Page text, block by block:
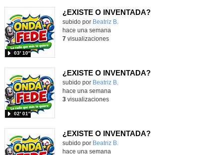
¿EXISTE O INVENTADA?
Contenido educativo.
subido por Beatriz B.
03′ 10″
hace una semana
7visualizaciones
¿EXISTE O INVENTADA?
Contenido educativo.
subido por Beatriz B.
02′ 01″
hace una semana
3visualizaciones
¿EXISTE O INVENTADA?
Contenido educativo.
subido por Beatriz B.
hace una semana